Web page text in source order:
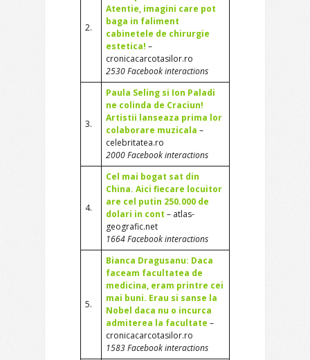
2.
Atentie, imagini care pot
baga in faliment
cabinetele de chirurgie
estetica! –
cronicacarcotasilor.ro
2530 Facebook interactions
3.
Paula Seling si Ion Paladi
ne colinda de Craciun!
Artistii lanseaza prima lor
colaborare muzicala –
celebritatea.ro
2000 Facebook interactions
4.
Cel mai bogat sat din
China. Aici fiecare locuitor
are cel putin 250.000 de
dolari in cont – atlas-
geografic.net
1664 Facebook interactions
5.
Bianca Dragusanu: Daca
faceam facultatea de
medicina, eram printre cei
mai buni. Erau si sanse la
Nobel daca nu o incurca
admiterea la facultate –
cronicacarcotasilor.ro
1583 Facebook interactions